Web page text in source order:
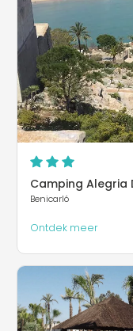
Camping Alegria
Benicarló
Ontdek meer